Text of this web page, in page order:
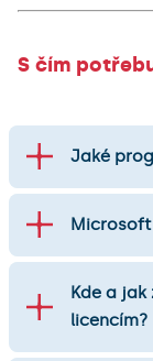
S čím
Jaké
Kde a
licencím?